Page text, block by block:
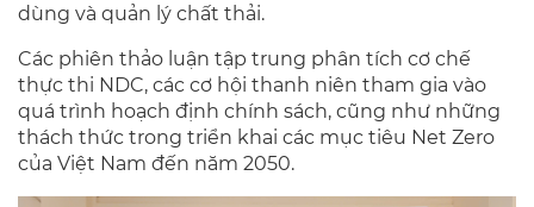
dùng và quản lý chất thải.
Các phiên thảo luận tập trung phân tích cơ chế
thực thi NDC, các cơ hội thanh niên tham gia vào
quá trình hoạch định chính sách, cũng như những
thách thức trong triển khai các mục tiêu Net Zero
của Việt Nam đến năm 2050.